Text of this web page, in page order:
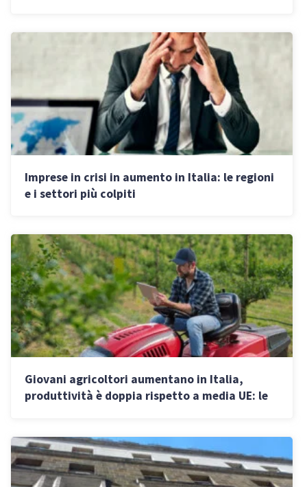
Imprese in crisi in aumento in Italia: le regioni
e i settori più colpiti
Giovani agricoltori aumentano in Italia,
produttività è doppia rispetto a media UE: le